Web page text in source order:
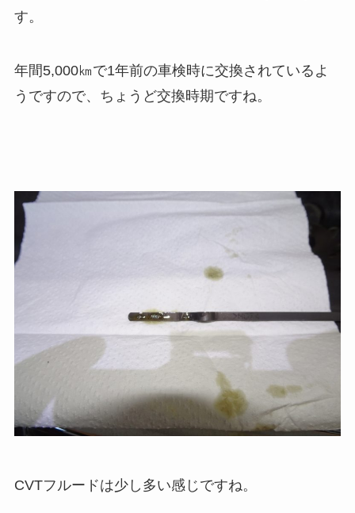
す。
年間5,000㎞で1年前の車検時に交換されているよ
うですので、ちょうど交換時期ですね。
CVTフルードは少し多い感じですね。